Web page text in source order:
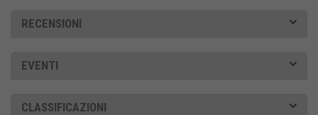
RECENSIONI
EVENTI
CLASSIFICAZIONI